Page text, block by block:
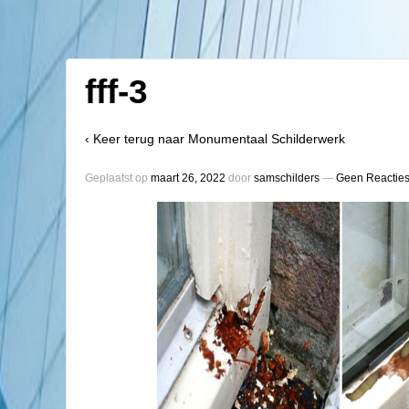
fff-3
‹ Keer terug naar Monumentaal Schilderwerk
Geplaatst op maart 26, 2022 door samschilders — Geen